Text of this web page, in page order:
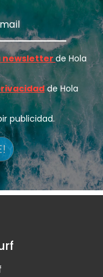
newsletter de Hola
de Hola
publicidad.